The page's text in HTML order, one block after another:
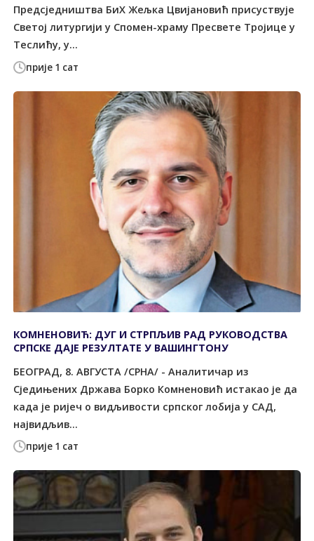
прије 1 сат
Предсједништва БиХ Жељка Цвијановић присуствује
Светој литургији у Спомен-храму Пресвете Тројице у
Теслићу, у...
прије 1 сат
КОМНЕНОВИЋ: ДУГ И СТРПЉИВ РАД РУКОВОДСТВА
СРПСКЕ ДАЈЕ РЕЗУЛТАТЕ У ВАШИНГТОНУ
БЕОГРАД, 8. АВГУСТА /СРНА/ - Аналитичар из
Сједињених Држава Борко Комненовић истакао је да
када је ријеч о видљивости српског лобија у САД,
највидљив...